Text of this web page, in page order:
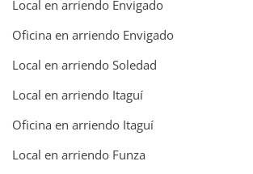
Local en arriendo Envigado
Oficina en arriendo Envigado
Local en arriendo Soledad
Local en arriendo Itaguí
Oficina en arriendo Itaguí
Local en arriendo Funza